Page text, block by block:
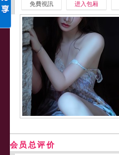
免費視訊 进入包厢
会员总评价